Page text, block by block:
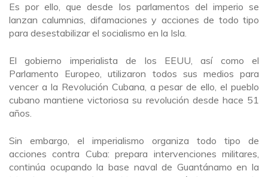
Es por ello, que desde los parlamentos del imperio se
lanzan calumnias, difamaciones y acciones de todo tipo
para desestabilizar el socialismo en la Isla.
El gobierno imperialista de los EEUU, así como el
Parlamento Europeo, utilizaron todos sus medios para
vencer a la Revolución Cubana, a pesar de ello, el pueblo
cubano mantiene victoriosa su revolución desde hace 51
años.
Sin embargo, el imperialismo organiza todo tipo de
acciones contra Cuba: prepara intervenciones militares,
continúa ocupando la base naval de Guantánamo en la